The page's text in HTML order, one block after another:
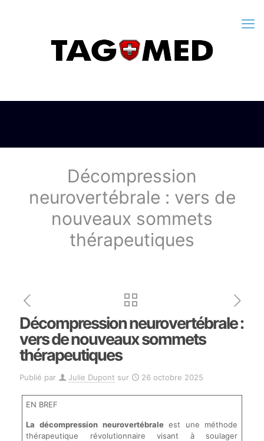
Décompression
neurovertébrale : vers de
nouveaux sommets
thérapeutiques
Décompression neurovertébrale :
vers de nouveaux sommets
thérapeutiques
Publié par Julie Dupont sur 26 octobre 2025
EN BREF
La décompression neurovertébraleest une méthode
thérapeutique révolutionnaire visant à soulager